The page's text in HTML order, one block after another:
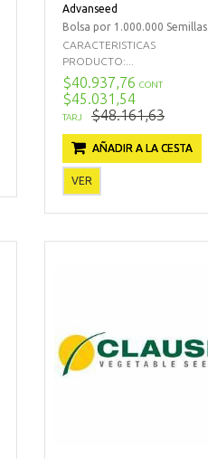
Advanseed
Bolsa por 1.000.000 Semillas
CARACTERISTICAS
PRODUCTO:...
$40.937,76 CONT
$45.031,54
TARJ $48.161,63
AÑADIR A LA CESTA
VER